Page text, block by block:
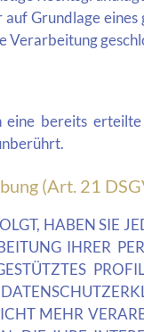
Grundlage
eine bereits
(Art. 21
HABEN SIE
IHRER
MEHR